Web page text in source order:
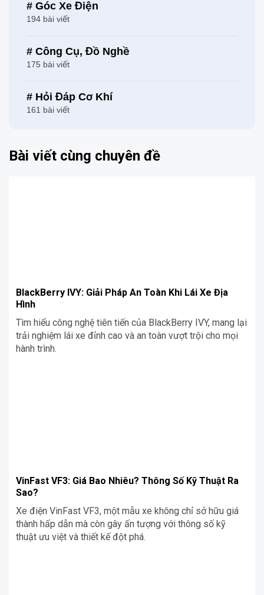
# Góc Xe Điện
194 bài viết
# Công Cụ, Đồ Nghề
175 bài viết
# Hỏi Đáp Cơ Khí
161 bài viết
Bài viết cùng chuyên đề
BlackBerry IVY: Giải Pháp An Toàn Khi Lái Xe Địa
Hình
Tìm hiểu công nghệ tiên tiến của BlackBerry IVY, mang lại
trải nghiệm lái xe đỉnh cao và an toàn vượt trội cho mọi
hành trình.
VinFast VF3: Giá Bao Nhiêu? Thông Số Kỹ Thuật Ra
Sao?
Xe điện VinFast VF3, một mẫu xe không chỉ sở hữu giá
thành hấp dẫn mà còn gây ấn tượng với thông số kỹ
thuật ưu việt và thiết kế đột phá.